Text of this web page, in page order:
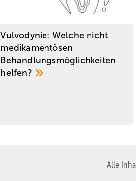
Vulvodynie: Welche nicht
medikamentösen
Behandlungsmöglichkeiten
helfen?
Alle